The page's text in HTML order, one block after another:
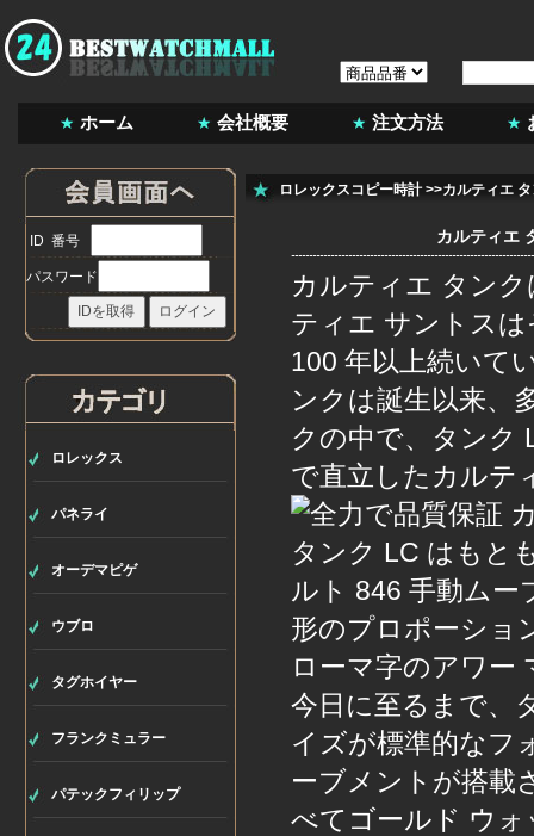
ホーム 会社概要 注文方法
ID 番号
パスワード
ロレックス
パネライ
オーデマピゲ
ウブロ
タグホイヤー
フランクミュラー
パテックフィリップ
ロレックスコピー時計>>カルティエ タ
カルティエ
カルティエ タン
ティエ サントス
100 年以上続いて
ンクは誕生以来、
クの中で、タンク
で直立したカルテ
タンク LC はもと
ルト 846 手動ム
形のプロポーショ
ローマ字のアワー
今日に至るまで、
イズが標準的なフ
ーブメントが搭載
べてゴールド ウ